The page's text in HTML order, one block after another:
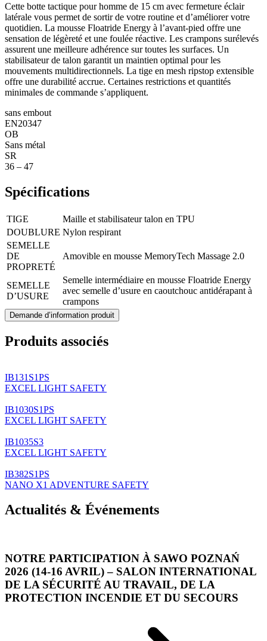
Cette botte tactique pour homme de 15 cm avec fermeture éclair
latérale vous permet de sortir de votre routine et d’améliorer votre
quotidien. La mousse Floatride Energy à l’avant-pied offre une
sensation de légèreté et une foulée réactive. Les crampons surélevés
assurent une meilleure adhérence sur toutes les surfaces. Un
stabilisateur de talon garantit un maintien optimal pour les
mouvements multidirectionnels. La tige en mesh ripstop extensible
offre une durabilité accrue. Certaines restrictions et quantités
minimales de commande s’appliquent.
sans embout
EN20347
OB
Sans métal
SR
36 – 47
Spécifications
TIGE
Maille et stabilisateur talon en TPU
DOUBLURE Nylon respirant
SEMELLE
DE
PROPRETÉ
Amovible en mousse MemoryTech Massage 2.0
SEMELLE
D’USURE
Semelle intermédiaire en mousse Floatride Energy
avec semelle d’usure en caoutchouc antidérapant à
crampons
Demande d’information produit
Produits associés
IB131S1PS
EXCEL LIGHT SAFETY
IB1030S1PS
EXCEL LIGHT SAFETY
IB1035S3
EXCEL LIGHT SAFETY
IB382S1PS
NANO X1 ADVENTURE SAFETY
Actualités & Événements
NOTRE PARTICIPATION À SAWO POZNAŃ
2026 (14-16 AVRIL) – SALON INTERNATIONAL
DE LA SÉCURITÉ AU TRAVAIL, DE LA
PROTECTION INCENDIE ET DU SECOURS